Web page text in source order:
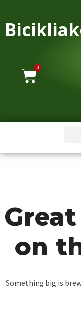
0
on
Something big is